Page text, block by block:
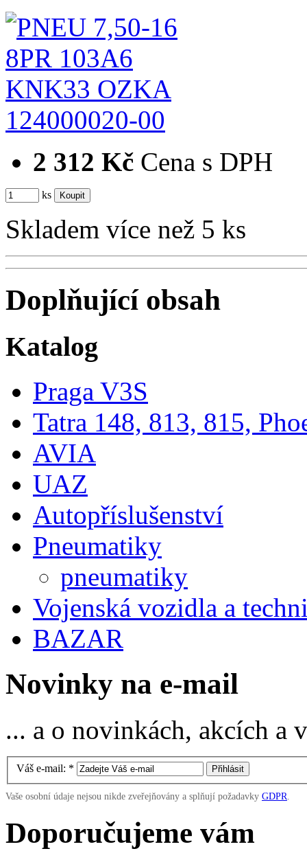
124000020-00
2 312 Kč Cena s DPH
ks
Skladem více než 5 ks
Doplňující obsah
Katalog
Praga V3S
Tatra 148, 813, 815,
AVIA
UAZ
Autopříslušenství
Pneumatiky
pneumatiky
Vojenská vozidla a
BAZAR
Novinky na e-mail
... a o novinkách, akcích
Váš e-mail: *
Vaše osobní údaje nejsou nikde zveřejňovány a splňují požadavky GDPR
Doporučujeme vám